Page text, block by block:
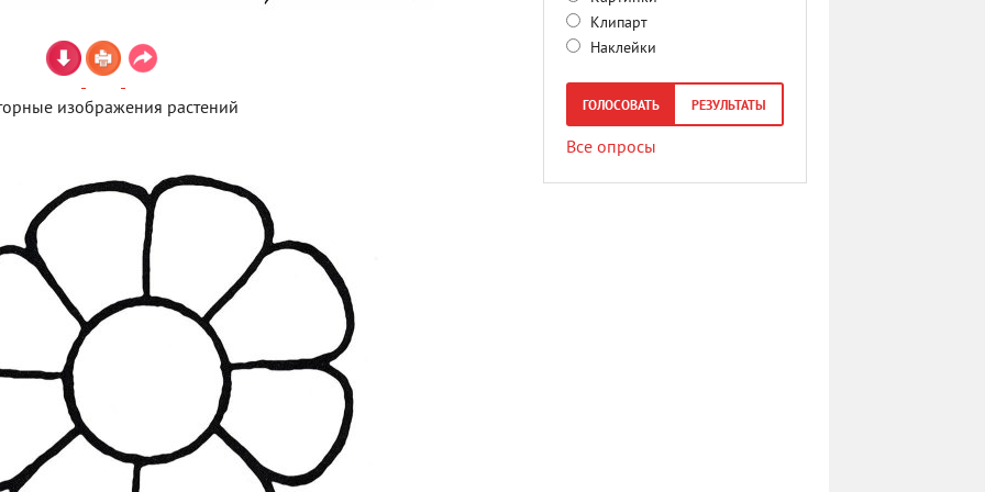
изображения растений
Клипарт
Наклейки
ГОЛОСОВАТЬ РЕЗУЛЬТАТЫ
Все опросы